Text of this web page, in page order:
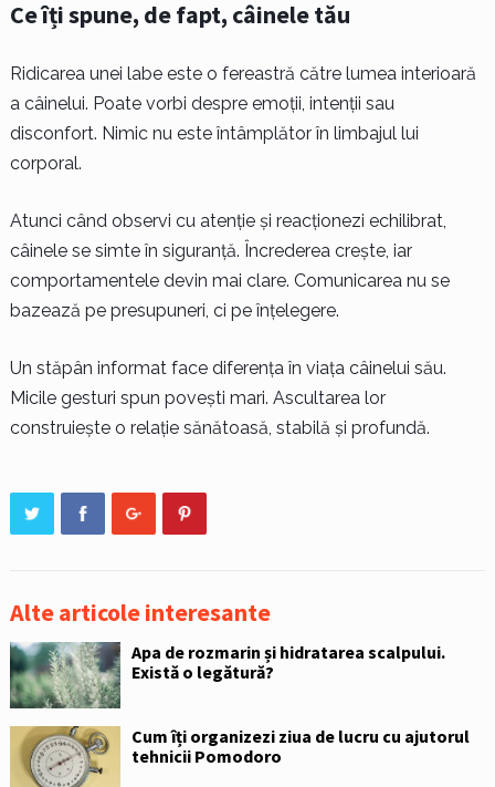
Ce îți spune, de fapt, câinele tău
Ridicarea unei labe este o fereastră către lumea interioară
a câinelui. Poate vorbi despre emoții, intenții sau
disconfort. Nimic nu este întâmplător în limbajul lui
corporal.
Atunci când observi cu atenție și reacționezi echilibrat,
câinele se simte în siguranță. Încrederea crește, iar
comportamentele devin mai clare. Comunicarea nu se
bazează pe presupuneri, ci pe înțelegere.
Un stăpân informat face diferența în viața câinelui său.
Micile gesturi spun povești mari. Ascultarea lor
construiește o relație sănătoasă, stabilă și profundă.
Alte articole interesante
Apa de rozmarin și hidratarea scalpului.
Există o legătură?
Cum îți organizezi ziua de lucru cu ajutorul
tehnicii Pomodoro